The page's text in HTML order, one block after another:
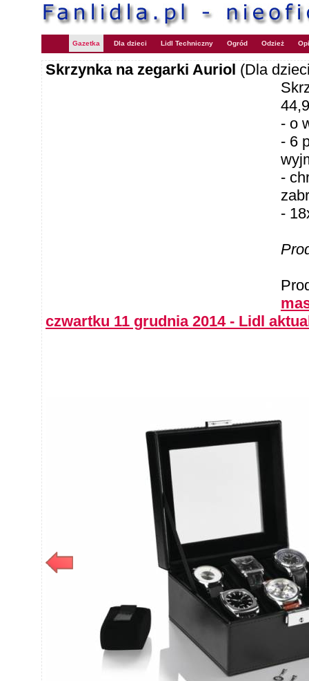
Gazetka Dla dzieci Lidl Techniczny Ogród Odzież
Skrzynka na zegarki Auriol (Dla
- o
- 6
-
-
czwartku 11 grudnia 2014 - Lidl